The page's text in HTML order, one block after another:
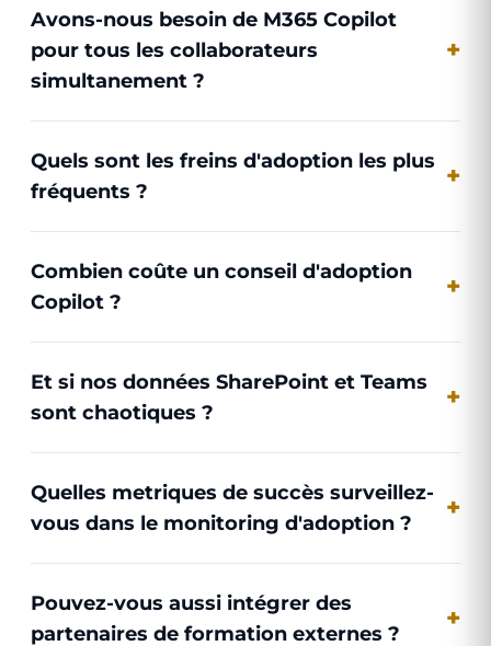
Avons-nous besoin de M365 Copilot
pour tous les collaborateurs
simultanement ?
Quels sont les freins d'adoption les plus
fréquents ?
Combien coûte un conseil d'adoption
Copilot ?
Et si nos données SharePoint et Teams
sont chaotiques ?
Quelles metriques de succès surveillez-
vous dans le monitoring d'adoption ?
Pouvez-vous aussi intégrer des
partenaires de formation externes ?